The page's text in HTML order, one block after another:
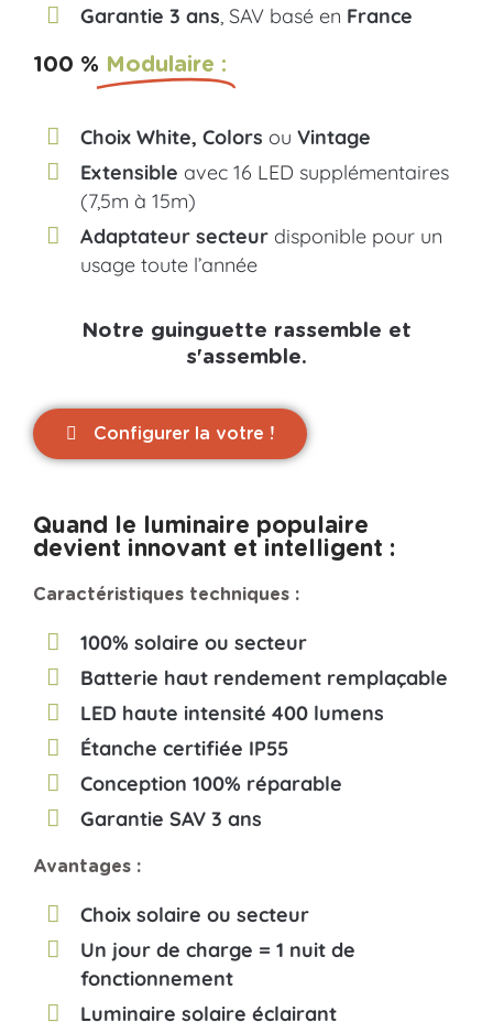
Garantie 3 ans , SAV basé en France
100 % Modulaire :
Choix White, Colors ouVintage
Extensible avec 16 LED supplémentaires
(7,5m à 15m)
Adaptateur secteur disponible pour un
usage toute l’année
Notre guinguette rassemble et
s'assemble.
Configurer la votre !
Quand le luminaire populaire
devient innovant et intelligent :
Caractéristiques techniques :
100% solaire ou secteur
Batterie haut rendement remplaçable
LED haute intensité 400 lumens
Étanche certifiée IP55
Conception 100% réparable
Garantie SAV 3 ans
Avantages :
Choix solaire ou secteur
Un jour de charge = 1 nuit de
fonctionnement
Luminaire solaire éclairant